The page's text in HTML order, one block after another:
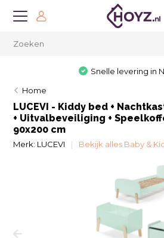
Snelle levering in
Home
LUCEVI - Kiddy bed +
+ Uitvalbeveiliging +
90x200 cm
Merk: LUCEVI Bekijk alles Baby &